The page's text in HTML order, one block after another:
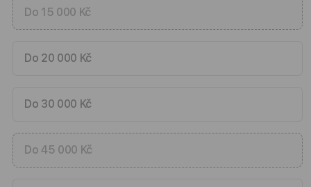
Do 15 000 Kč
Do 20 000 Kč
Do 30 000 Kč
Do 45 000 Kč